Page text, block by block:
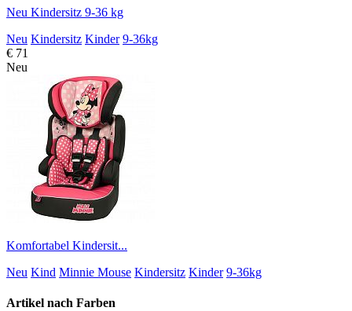
Neu Kindersitz 9-36 kg
Neu Kindersitz Kinder 9-36kg
€ 71
Neu
Komfortabel Kindersit...
Neu Kind Minnie Mouse Kindersitz Kinder 9-36kg
Artikel nach Farben